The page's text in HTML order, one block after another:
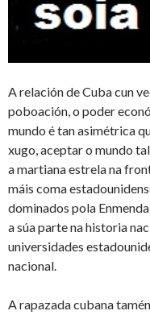
A relación de Cuba cun
poboación, o poder
mundo é tan asimétrica
xugo, aceptar o mundo
a martiana estrela na
máis coma
dominados pola
a súa parte na historia
universidades
nacional.
A rapazada cubana